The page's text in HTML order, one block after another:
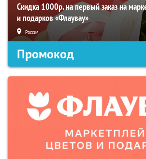
Скидка 1000р. на первый заказ на
и подарков «Флаувау»
Россия
Промокод